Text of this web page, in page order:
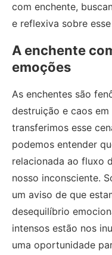
com enchente,
e reflexiva sobre
A enchente
emoções
As enchentes são
destruição e caos
transferimos esse
podemos entender
relacionada ao fluxo
nosso inconsciente.
um aviso de que
desequilíbrio
intensos estão nos
uma oportunidade